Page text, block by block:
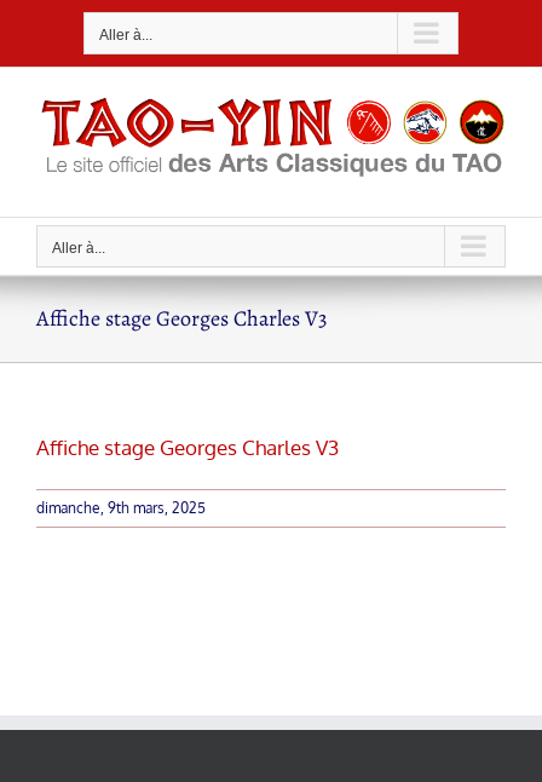
Aller à...
Aller à...
Affiche stage Georges Charles V3
Affiche stage Georges Charles V3
dimanche, 9th mars, 2025